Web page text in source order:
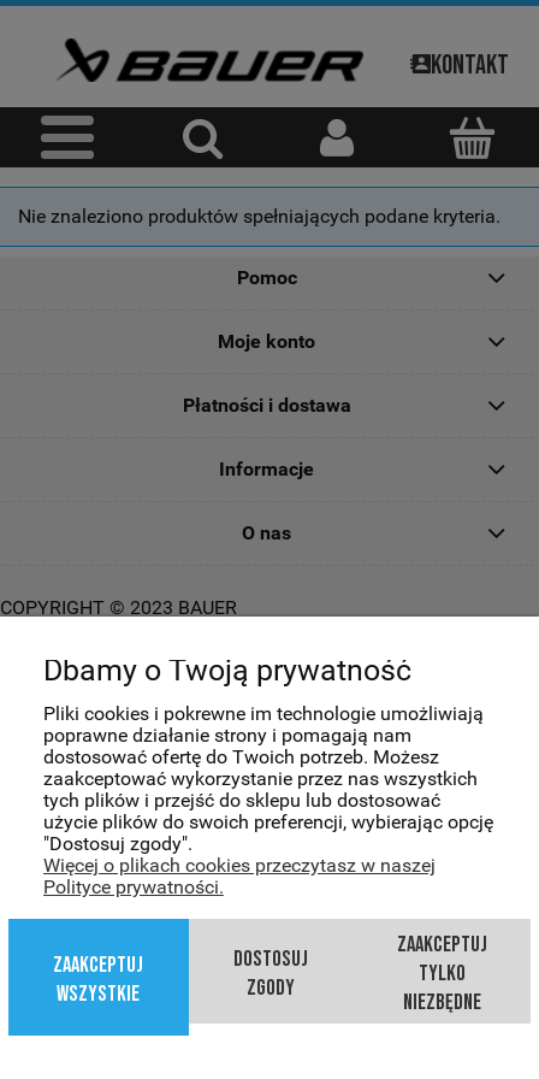
Kontakt
Nie znaleziono produktów spełniających podane kryteria.
Pomoc
Moje konto
Płatności i dostawa
Informacje
O nas
COPYRIGHT © 2023 BAUER
pokaż pełną wersję strony
Dbamy o Twoją prywatność
Pliki cookies i pokrewne im technologie umożliwiają
poprawne działanie strony i pomagają nam
dostosować ofertę do Twoich potrzeb. Możesz
zaakceptować wykorzystanie przez nas wszystkich
tych plików i przejść do sklepu lub dostosować
użycie plików do swoich preferencji, wybierając opcję
"Dostosuj zgody".
Więcej o plikach cookies przeczytasz w naszej
Polityce prywatności.
zaakceptuj
tylko
niezbędne
dostosuj
zgody
zaakceptuj
wszystkie